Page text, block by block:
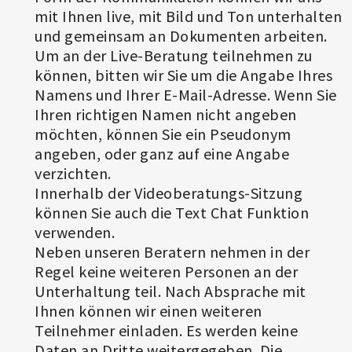
mit Ihnen live, mit Bild und Ton unterhalten
und gemeinsam an Dokumenten arbeiten.
Um an der Live-Beratung teilnehmen zu
können, bitten wir Sie um die Angabe Ihres
Namens und Ihrer E-Mail-Adresse. Wenn Sie
Ihren richtigen Namen nicht angeben
möchten, können Sie ein Pseudonym
angeben, oder ganz auf eine Angabe
verzichten.
Innerhalb der Videoberatungs-Sitzung
können Sie auch die Text Chat Funktion
verwenden.
Neben unseren Beratern nehmen in der
Regel keine weiteren Personen an der
Unterhaltung teil. Nach Absprache mit
Ihnen können wir einen weiteren
Teilnehmer einladen. Es werden keine